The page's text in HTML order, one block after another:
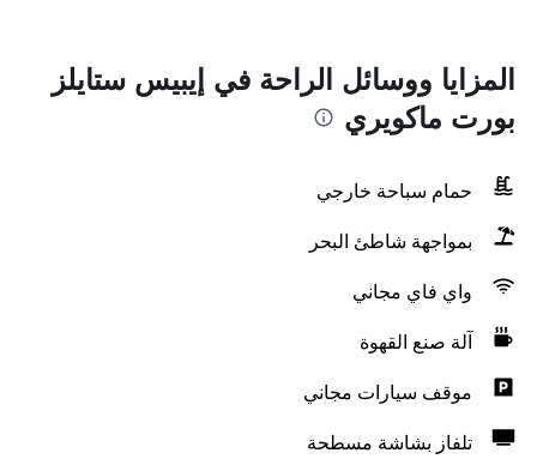
المزايا ووسائل الراحة في إيبيس ستايلز
بورت ماكويري
حمام سباحة خارجي
بمواجهة شاطئ البحر
واي فاي مجاني
آلة صنع القهوة
موقف سيارات مجاني
تلفاز بشاشة مسطحة